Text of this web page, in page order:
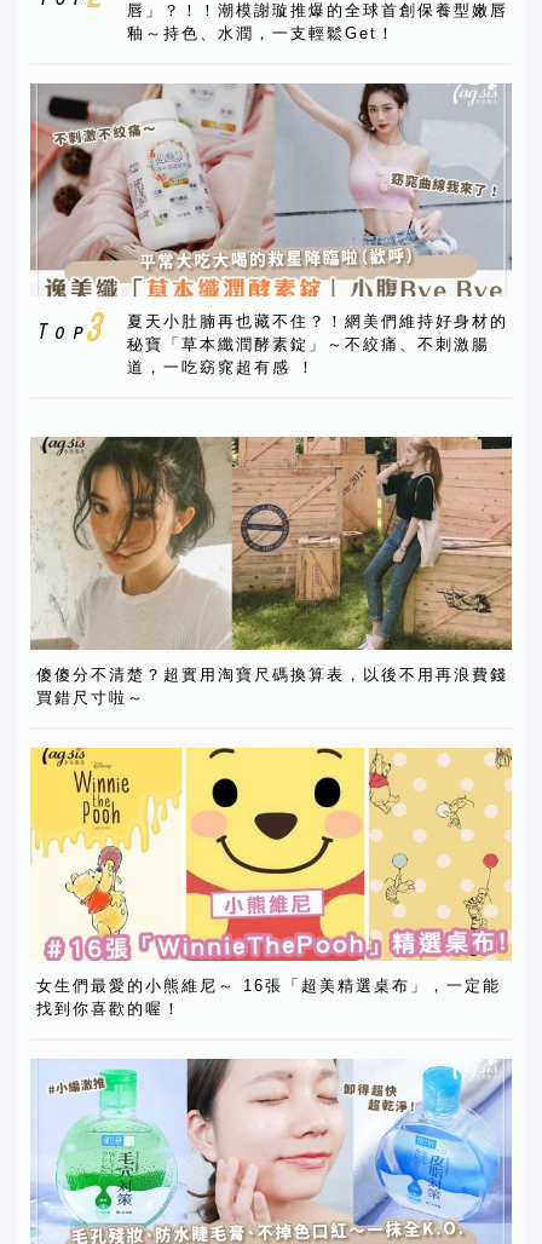
唇」？！！潮模謝璇推爆的全球首創保養型嫩唇
釉～持色、水潤，一支輕鬆Get！
夏天小肚腩再也藏不住？！網美們維持好身材的
秘寶「草本纖潤酵素錠」～不絞痛、不刺激腸
道，一吃窈窕超有感 ！
傻傻分不清楚？超實用淘寶尺碼換算表，以後不用再浪費錢
買錯尺寸啦～
女生們最愛的小熊維尼～ 16張「超美精選桌布」，一定能
找到你喜歡的喔！